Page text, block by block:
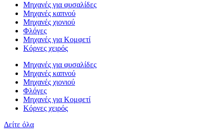
Μηχανές για φυσαλίδες
Μηχανές καπνού
Μηχανές χιονιού
Φλόγες
Μηχανές για Κομφετί
Κόρνες χειρός
Μηχανές για φυσαλίδες
Μηχανές καπνού
Μηχανές χιονιού
Φλόγες
Μηχανές για Κομφετί
Κόρνες χειρός
Δείτε όλα